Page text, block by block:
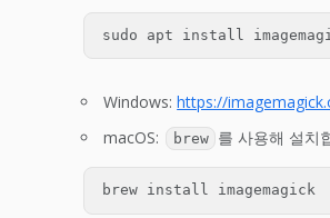
Windows:https://
macOS:
brew 를 사용해 설치
brew install imagemagick